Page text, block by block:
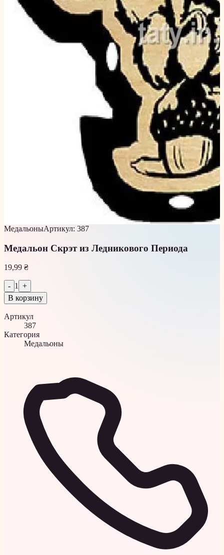
МедальоныАртикул: 387
Медальон Скрэт из Ледникового Периода
19,99 ₴
- 1 +
В корзину
Артикул
387
Категория
Медальоны